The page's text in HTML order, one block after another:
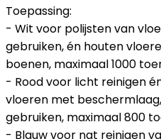
Toepassing:
- Wit voor polijsten van
gebruiken, én houten
boenen, maximaal 1000
- Rood voor licht reinigen
vloeren met
gebruiken, maximaal 800
- Blauw voor nat reinigen